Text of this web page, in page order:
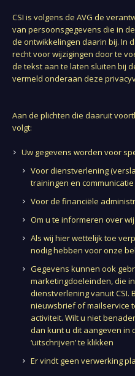
CSI is volgens de AVG de
van persoonsgegevens die in
de ontwikkelingen daarin bij. In
recht voor wijzigingen door te
de tekst aan te laten sluiten bij
vermeld onderaan deze
Aan de plichten die daaruit
volgt:
Uw gegevens worden voor
Voor dienstverlening
trainingen en communicatie
Voor de financiële
Om u te informeren over
Als wij hier wettelijk toe
nodig hebben voor onze
Gegevens kunnen ook
marketingdoeleinden, die
dienstverlening vanuit CSI.
nieuwsbrief of mailservice
activiteit. Wilt u niet
dan kunt u dit aangeven
‘uitschrijven’ te klikken
Er vindt geen verwerking